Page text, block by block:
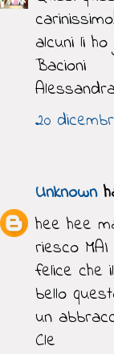
alcuni li
Bacioni
20
Unknown
hee hee
riesco
felice che
bello
un
Cle